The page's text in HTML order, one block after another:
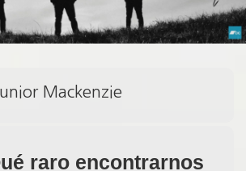
Mackenzie
raro encontrarnos